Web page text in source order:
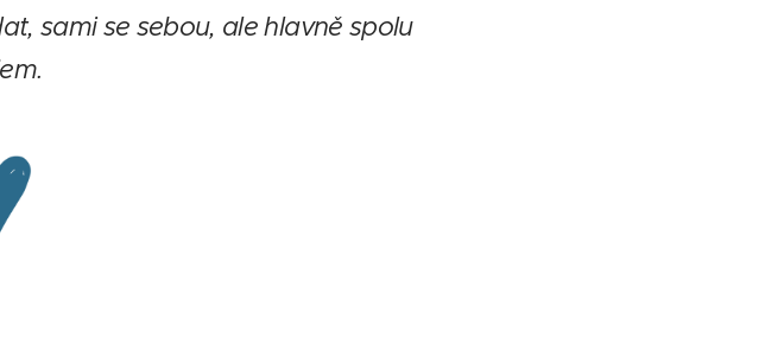
sami se sebou, ale hlavně spolu